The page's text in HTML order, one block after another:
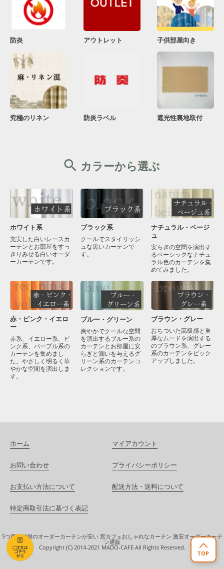
防炎 アウトレット 子供部屋向き
究極のリネン 防炎ラベル 遮光性裏地取付
カラーから選ぶ
ホワイト系
充実した白いレースカ
ーテンとお部屋をすっ
きりみせる白いオーダ
ーカーテンです。
ブラック系
クールでスタイリッシ
ュな黒いカーテンで
す。
ナチュラル・ベージ
ュ
安らぎの空間を演出す
るベーシックなナチュ
ラル色のカーテンを集
めてみました。
赤・ピンク・イエロ
ー
赤系、イエロー系、ピ
ンク系、パープル系の
カーテンを集めまし
た。やさしく明るく華
やかな空間を演出しま
す。
ブルー・グリーン
爽やかでクールな空間
を演出するブルー系の
カーテンとお部屋に安
らぎと潤いを与えるグ
リーン系のカーテンコ
レクションです。
ブラウン・グレー
おちついた高級感と重
厚なムードを演出する
のブラウン系、グレー
系のカーテンをピック
アップしました。
TOP
ホーム マイアカウント
お問い合わせ プライバシーポリシー
お支払い方法について 配送方法・送料について
特定商取引法に基づく表記
5つ星！納得のオーダーカーテンが安い 窓カフェおしゃれなカーテン 激安オーダーカーテ
ン通販
Copyright (C) 2014-2021 MADO-CAFE All Rights Reserved.